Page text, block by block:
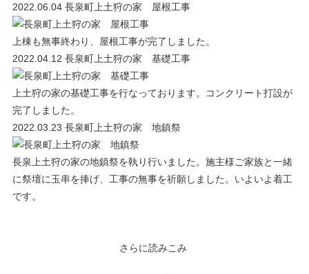
2022.06.04長泉町上土狩の家 屋根工事
上棟も無事終わり、屋根工事が完了しました。
2022.04.12 長泉町上土狩の家 基礎工事
上土狩の家の基礎工事を行なっております。コンクリート打設が
完了しました。
2022.03.23 長泉町上土狩の家 地鎮祭
長泉上土狩の家の地鎮祭を執り行いました。施主様ご家族と一緒
に祭壇に玉串を捧げ、工事の無事を祈願しました。いよいよ着工
です。
さらに読みこみ